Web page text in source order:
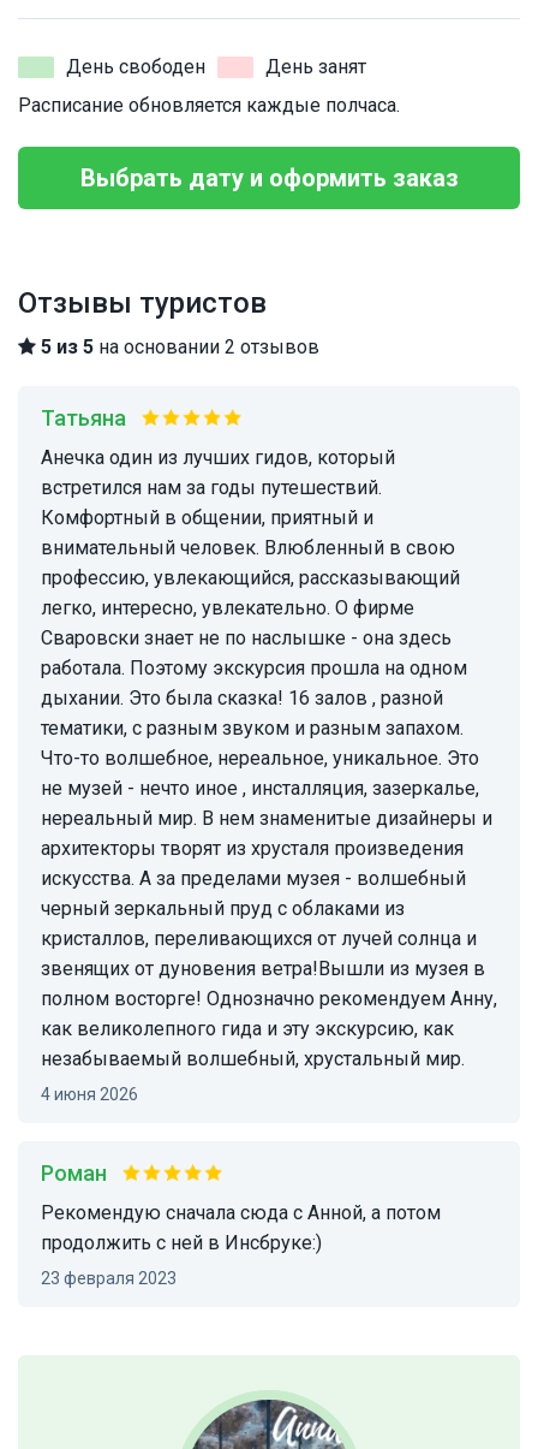
День свободен
День занят
Расписание обновляется каждые полчаса.
Выбрать дату и оформить заказ
Отзывы туристов
5 из 5 на основании 2 отзывов
Татьяна
Анечка один из лучших гидов, который
встретился нам за годы путешествий.
Комфортный в общении, приятный и
внимательный человек. Влюбленный в свою
профессию, увлекающийся, рассказывающий
легко, интересно, увлекательно. О фирме
Сваровски знает не по наслышке - она здесь
работала. Поэтому экскурсия прошла на одном
дыхании. Это была сказка! 16 залов , разной
тематики, с разным звуком и разным запахом.
Что-то волшебное, нереальное, уникальное. Это
не музей - нечто иное , инсталляция, зазеркалье,
нереальный мир. В нем знаменитые дизайнеры и
архитекторы творят из хрусталя произведения
искусства. А за пределами музея - волшебный
черный зеркальный пруд с облаками из
кристаллов, переливающихся от лучей солнца и
звенящих от дуновения ветра!Вышли из музея в
полном восторге! Однозначно рекомендуем Анну,
как великолепного гида и эту экскурсию, как
незабываемый волшебный, хрустальный мир.
4 июня 2026
Роман
Рекомендую сначала сюда с Анной, а потом
продолжить с ней в Инсбруке:)
23 февраля 2023